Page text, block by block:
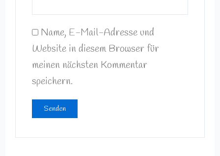
Name, E-Mail-Adresse und
Website in diesem Browser für
meinen nächsten Kommentar
speichern.